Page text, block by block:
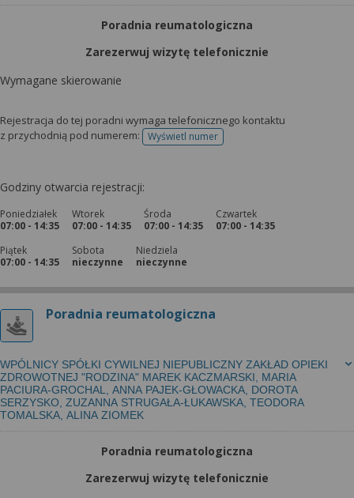
Poradnia reumatologiczna
Zarezerwuj wizytę telefonicznie
Wymagane skierowanie
Rejestracja do tej poradni wymaga telefonicznego kontaktu
z przychodnią pod numerem:
Wyświetl numertelefonu do rejestracji
Godziny otwarcia rejestracji:
Poniedziałek
07:00 - 14:35
Wtorek
07:00 - 14:35
Środa
07:00 - 14:35
Czwartek
07:00 - 14:35
Piątek
07:00 - 14:35
Sobota
nieczynne
Niedziela
nieczynne
Poradnia reumatologiczna
WPÓLNICY SPÓŁKI CYWILNEJ NIEPUBLICZNY ZAKŁAD OPIEKI
ZDROWOTNEJ "RODZINA" MAREK KACZMARSKI, MARIA
PACIURA-GROCHAL, ANNA PAJEK-GŁOWACKA, DOROTA
SERZYSKO, ZUZANNA STRUGAŁA-ŁUKAWSKA, TEODORA
TOMALSKA, ALINA ZIOMEK
Poradnia reumatologiczna
Zarezerwuj wizytę telefonicznie